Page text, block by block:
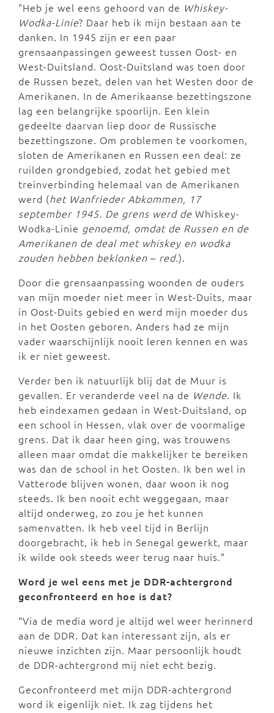
"Heb je wel eens gehoord van de Whiskey-
Wodka-Linie? Daar heb ik mijn bestaan aan te
danken. In 1945 zijn er een paar
grensaanpassingen geweest tussen Oost- en
West-Duitsland. Oost-Duitsland was toen door
de Russen bezet, delen van het Westen door de
Amerikanen. In de Amerikaanse bezettingszone
lag een belangrijke spoorlijn. Een klein
gedeelte daarvan liep door de Russische
bezettingszone. Om problemen te voorkomen,
sloten de Amerikanen en Russen een deal: ze
ruilden grondgebied, zodat het gebied met
treinverbinding helemaal van de Amerikanen
werd (het Wanfrieder Abkommen, 17
september 1945. De grens werd de Whiskey-
Wodka-Linie genoemd, omdat de Russen en de
Amerikanen de deal met whiskey en wodka
zouden hebben beklonken – red.).
Door die grensaanpassing woonden de ouders
van mijn moeder niet meer in West-Duits, maar
in Oost-Duits gebied en werd mijn moeder dus
in het Oosten geboren. Anders had ze mijn
vader waarschijnlijk nooit leren kennen en was
ik er niet geweest.
Verder ben ik natuurlijk blij dat de Muur is
gevallen. Er veranderde veel na de Wende. Ik
heb eindexamen gedaan in West-Duitsland, op
een school in Hessen, vlak over de voormalige
grens. Dat ik daar heen ging, was trouwens
alleen maar omdat die makkelijker te bereiken
was dan de school in het Oosten. Ik ben wel in
Vatterode blijven wonen, daar woon ik nog
steeds. Ik ben nooit echt weggegaan, maar
altijd onderweg, zo zou je het kunnen
samenvatten. Ik heb veel tijd in Berlijn
doorgebracht, ik heb in Senegal gewerkt, maar
ik wilde ook steeds weer terug naar huis.”
Word je wel eens met je DDR-achtergrond
geconfronteerd en hoe is dat?
“Via de media word je altijd wel weer herinnerd
aan de DDR. Dat kan interessant zijn, als er
nieuwe inzichten zijn. Maar persoonlijk houdt
de DDR-achtergrond mij niet echt bezig.
Geconfronteerd met mijn DDR-achtergrond
word ik eigenlijk niet. Ik zag tijdens het